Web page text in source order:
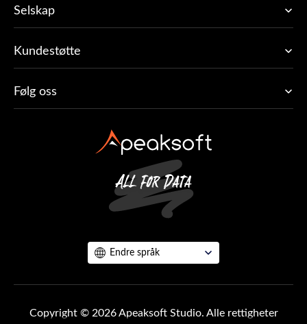
Selskap
Kundestøtte
Følg oss
Endre språk
Copyright © 2026 Apeaksoft Studio. Alle rettigheter